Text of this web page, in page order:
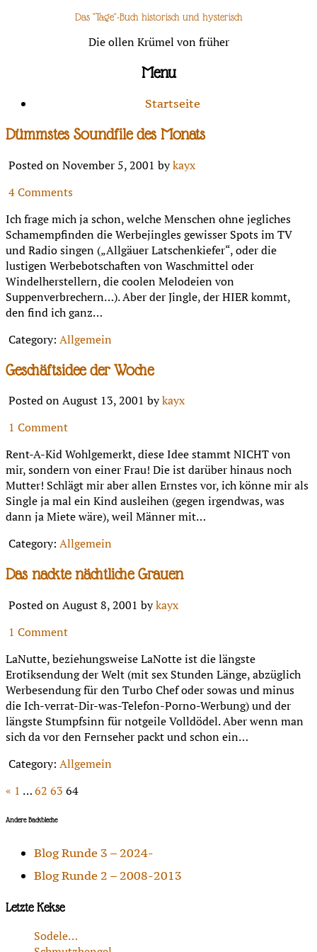
Das "Tage"-Buch historisch und hysterisch
Die ollen Krümel von früher
Menu
Startseite
Dümmstes Soundfile des Monats
Posted on November 5, 2001 bykayx
4 Comments
Ich frage mich ja schon, welche Menschen ohne jegliches
Schamempfinden die Werbejingles gewisser Spots im TV
und Radio singen („Allgäuer Latschenkiefer“, oder die
lustigen Werbebotschaften von Waschmittel oder
Windelherstellern, die coolen Melodeien von
Suppenverbrechern…). Aber der Jingle, der HIER kommt,
den find ich ganz…
Category: Allgemein
Geschäftsidee der Woche
Posted on August 13, 2001 bykayx
1 Comment
Rent-A-Kid Wohlgemerkt, diese Idee stammt NICHT von
mir, sondern von einer Frau! Die ist darüber hinaus noch
Mutter! Schlägt mir aber allen Ernstes vor, ich könne mir als
Single ja mal ein Kind ausleihen (gegen irgendwas, was
dann ja Miete wäre), weil Männer mit…
Category: Allgemein
Das nackte nächtliche Grauen
Posted on August 8, 2001 bykayx
1 Comment
LaNutte, beziehungsweise LaNotte ist die längste
Erotiksendung der Welt (mit sex Stunden Länge, abzüglich
Werbesendung für den Turbo Chef oder sowas und minus
die Ich-verrat-Dir-was-Telefon-Porno-Werbung) und der
längste Stumpfsinn für notgeile Volldödel. Aber wenn man
sich da vor den Fernseher packt und schon ein…
Category: Allgemein
« 1 …62 63 64
Andere Backbleche
Blog Runde 3 – 2024-
Blog Runde 2 – 2008-2013
Letzte Kekse
Sodele…